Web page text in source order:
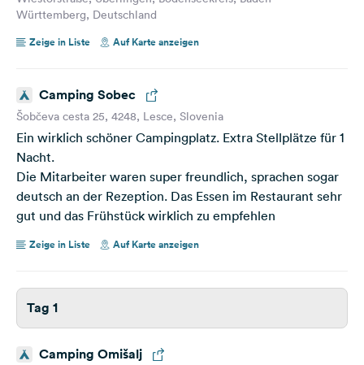
Württemberg, Deutschland
Zeige in Liste
Auf Karte anzeigen
Camping Sobec
Šobčeva cesta 25, 4248, Lesce, Slovenia
Ein wirklich schöner Campingplatz. Extra Stellplätze für 1
Nacht.
Die Mitarbeiter waren super freundlich, sprachen sogar
deutsch an der Rezeption. Das Essen im Restaurant sehr
gut und das Frühstück wirklich zu empfehlen
Zeige in Liste Auf Karte anzeigen
Tag 1
Camping Omišalj